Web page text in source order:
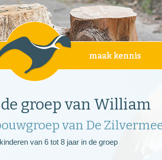
groep van William
van De
van 6 tot 8 jaar in de groep